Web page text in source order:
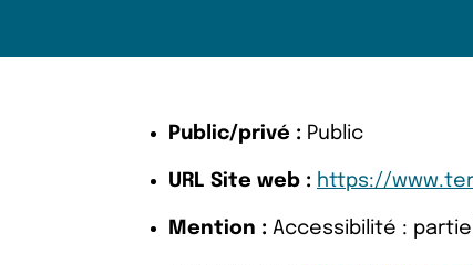
Public/privé : Public
URL Site web : https://
Mention : Accessibilité :